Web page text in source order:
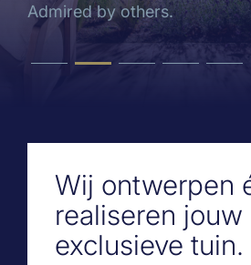
Admired by others.
Wij ontwerpen
realiseren jouw
exclusieve tuin.